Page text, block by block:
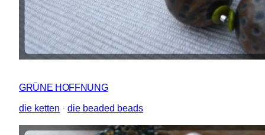
GRÜNE HOFFNUNG
die ketten · die beaded beads